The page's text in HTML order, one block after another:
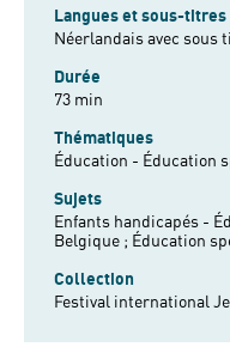
Langues et sous-titres
Néerlandais avec sous
Durée
73 min
Thématiques
Éducation - Éducation
Sujets
Enfants handicapés -
Belgique ; Éducation
Collection
Festival international